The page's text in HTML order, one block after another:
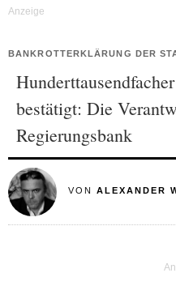
BANKROTTERKLÄRUNG DER
bestätigt: Die
Regierungsbank
VON ALEXANDER